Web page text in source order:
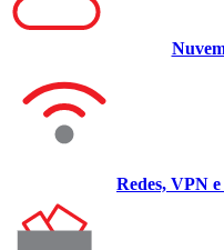
Redes, VPN